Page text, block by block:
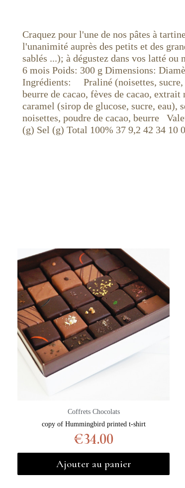
Craquez pour l'une de nos pâtes à
l'unanimité auprès des petits et des
sablés ...); à dégustez dans vos latté
6 mois Poids: 300 g Dimensions:
Ingrédients: Praliné (noisettes, sucre,
beurre de cacao, fèves de cacao,
caramel (sirop de glucose, sucre,
noisettes, poudre de cacao, beurre
(g) Sel (g) Total 100% 37 9,2 42 34 10
Coffrets Chocolats
copy of Hummingbird printed t-shirt
€34.00
Ajouter au panier